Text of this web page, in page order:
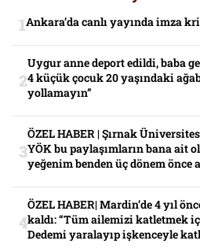
Ankara’da canlı yayında imza
Uygur anne deport edildi, baba
4 küçük çocuk 20 yaşındaki
yollamayın”
ÖZEL HABER | Şırnak
YÖK bu paylaşımların bana ait
yeğenim benden üç dönem önce
ÖZEL HABER| Mardin’de 4 yıl
kaldı: “Tüm ailemizi katletmek
Dedemi yaralayıp işkenceyle